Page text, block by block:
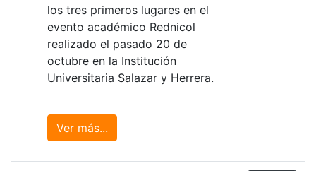
los tres primeros lugares en el
evento académico Rednicol
realizado el pasado 20 de
octubre en la Institución
Universitaria Salazar y Herrera.
Ver más...